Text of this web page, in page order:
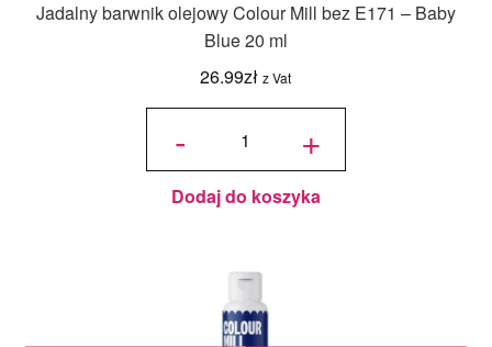
Jadalny barwnik olejowy Colour Mill bez E171 – Baby
Blue 20 ml
26.99zł z Vat
-
ilość
olejowy
Colour
Mill bez
E171 -
Baby
ml
+
Dodaj do koszyka